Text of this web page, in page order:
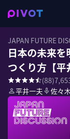
JAPAN FUTURE
日本の未来
つくり方【平
(88)
平井一夫
佐々